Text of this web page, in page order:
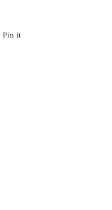
Pin it